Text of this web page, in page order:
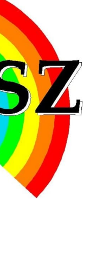
les politiques
et son parti
une large victoire,
Orban,…